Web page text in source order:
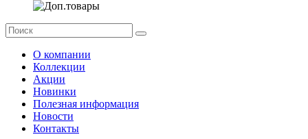
О компании
Коллекции
Акции
Новинки
Полезная информация
Новости
Контакты